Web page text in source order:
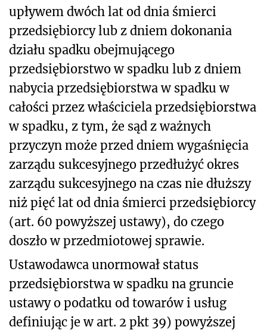
upływem dwóch lat od dnia śmierci
przedsiębiorcy lub z dniem dokonania
działu spadku obejmującego
przedsiębiorstwo w spadku lub z dniem
nabycia przedsiębiorstwa w spadku w
całości przez właściciela przedsiębiorstwa
w spadku, z tym, że sąd z ważnych
przyczyn może przed dniem wygaśnięcia
zarządu sukcesyjnego przedłużyć okres
zarządu sukcesyjnego na czas nie dłuższy
niż pięć lat od dnia śmierci przedsiębiorcy
(art. 60 powyższej ustawy), do czego
doszło w przedmiotowej sprawie.
Ustawodawca unormował status
przedsiębiorstwa w spadku na gruncie
ustawy o podatku od towarów i usług
definiując je w art. 2 pkt 39) powyższej